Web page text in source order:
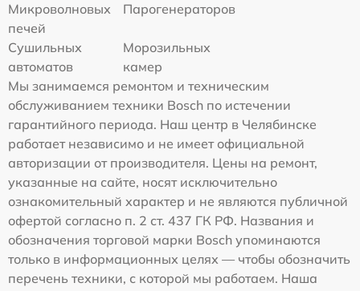
Микроволновых
печей
Парогенераторов
Сушильных
автоматов
Морозильных
камер
Мы занимаемся ремонтом и техническим
обслуживанием техники Bosch по истечении
гарантийного периода. Наш центр в Челябинске
работает независимо и не имеет официальной
авторизации от производителя. Цены на ремонт,
указанные на сайте, носят исключительно
ознакомительный характер и не являются публичной
офертой согласно п. 2 ст. 437 ГК РФ. Названия и
обозначения торговой марки Bosch упоминаются
только в информационных целях — чтобы обозначить
перечень техники, с которой мы работаем. Наша